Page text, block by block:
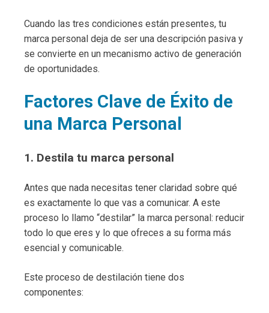
Cuando las tres condiciones están presentes, tu
marca personal deja de ser una descripción pasiva y
se convierte en un mecanismo activo de generación
de oportunidades.
Factores Clave de Éxito de
una Marca Personal
1. Destila tu marca personal
Antes que nada necesitas tener claridad sobre qué
es exactamente lo que vas a comunicar. A este
proceso lo llamo “destilar” la marca personal: reducir
todo lo que eres y lo que ofreces a su forma más
esencial y comunicable.
Este proceso de destilación tiene dos
componentes: